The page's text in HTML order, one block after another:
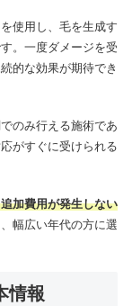
使用し、毛を生成す
。 一度ダメージを受
的な効果が期待でき
のみ行える施術であ
がすぐに受けられる
加費用が発生しない
幅広い年代の方に選
情報